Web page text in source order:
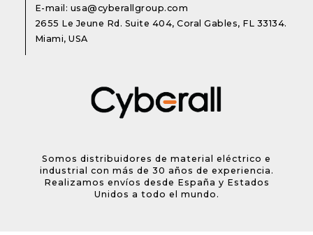
E-mail: usa@cyberallgroup.com
2655 Le Jeune Rd. Suite 404, Coral Gables, FL 33134.
Miami, USA
Somos distribuidores de material eléctrico e
industrial con más de 30 años de experiencia.
Realizamos envíos desde España y Estados
Unidos a todo el mundo.